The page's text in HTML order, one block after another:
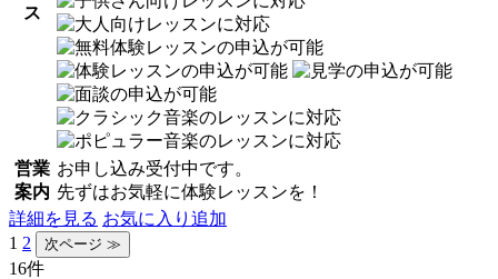
ス
営業
案内
お申し込み受付中です。
先ずはお気軽に体験レッスンを！
詳細を見る お気に入り追加
1 2
16件